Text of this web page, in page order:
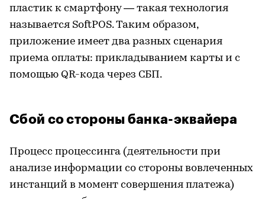
пластик к смартфону — такая технология
называется SoftPOS. Таким образом,
приложение имеет два разных сценария
приема оплаты: прикладыванием карты и с
помощью QR-кода через СБП.
Сбой со стороны банка-эквайера
Процесс процессинга (деятельности при
анализе информации со стороны вовлеченных
инстанций в момент совершения платежа)